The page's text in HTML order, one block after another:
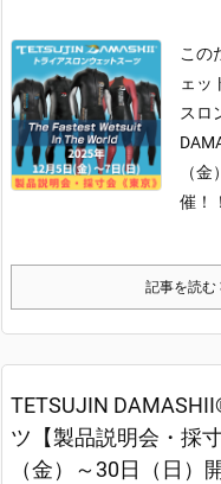
この
ェッ
スロ
（
催！！
記事を読む
TETSUJIN
ツ【製品説明会・採
（金）～30日（日）